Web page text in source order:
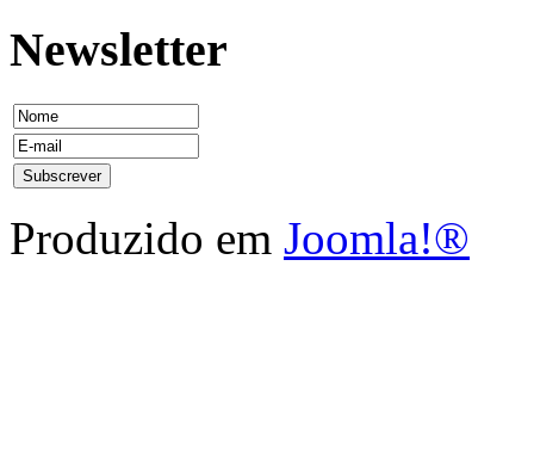
Newsletter
Produzido em Joomla!®